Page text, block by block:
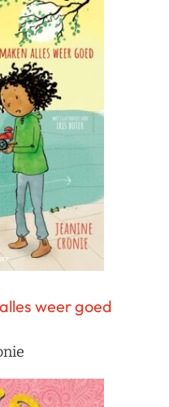
weer goed